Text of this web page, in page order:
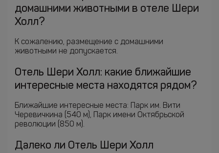
домашними животными в отеле Шери
Холл?
К сожалению, размещение с домашними
животными не допускается.
Отель Шери Холл: какие ближайшие
интересные места находятся рядом?
Ближайшие интересные места: Парк им. Вити
Черевичкина (540 м), Парк имени Октябрьской
революции (850 м).
Далеко ли Отель Шери Холл